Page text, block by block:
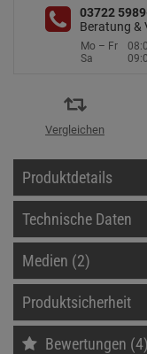
03722
Beratung &
Mo – Fr
Sa
Vergleichen
Produktdetails
Technische Daten
Medien (2)
Produktsicherheit
Bewertungen (4)